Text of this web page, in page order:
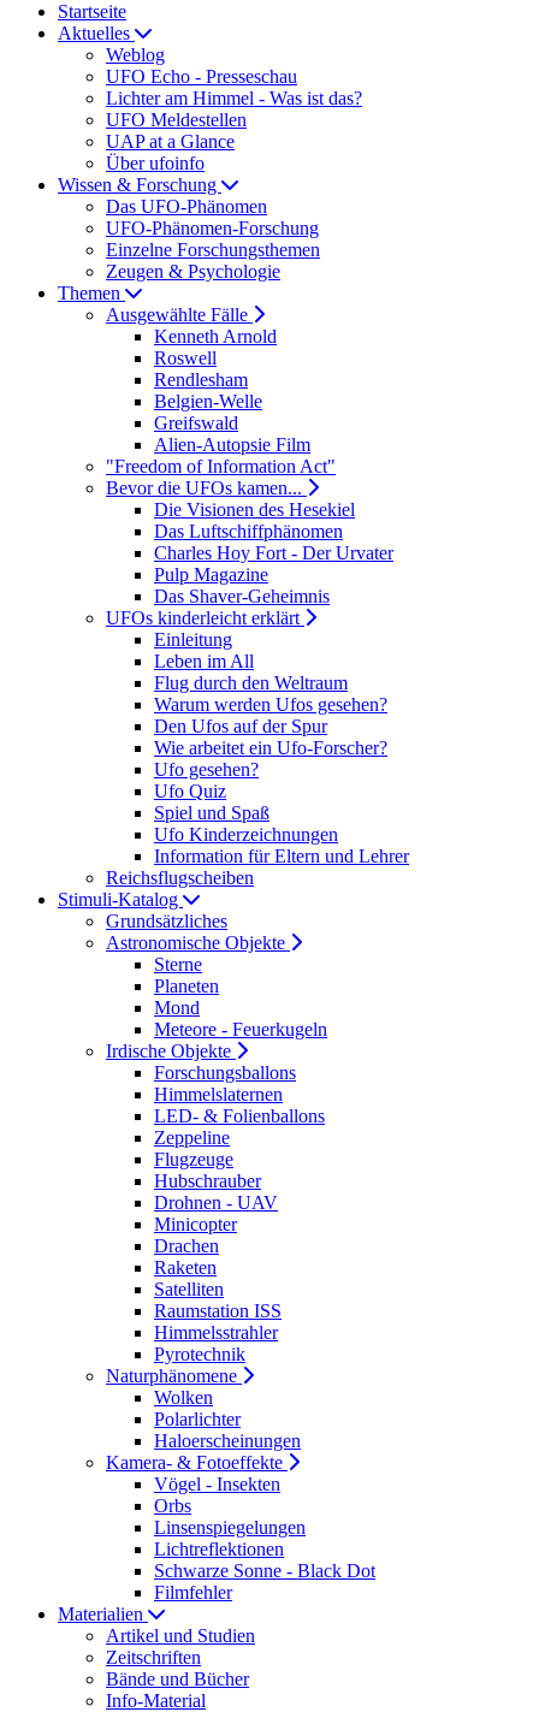
Startseite
Aktuelles
Weblog
UFO Echo - Presseschau
Lichter am Himmel - Was ist das?
UFO Meldestellen
UAP at a Glance
Über ufoinfo
Wissen & Forschung
Das UFO-Phänomen
UFO-Phänomen-Forschung
Einzelne Forschungsthemen
Zeugen & Psychologie
Themen
Ausgewählte Fälle
Kenneth Arnold
Roswell
Rendlesham
Belgien-Welle
Greifswald
Alien-Autopsie Film
"Freedom of Information Act"
Bevor die UFOs kamen...
Die Visionen des Hesekiel
Das Luftschiffphänomen
Charles Hoy Fort - Der Urvater
Pulp Magazine
Das Shaver-Geheimnis
UFOs kinderleicht erklärt
Einleitung
Leben im All
Flug durch den Weltraum
Warum werden Ufos gesehen?
Den Ufos auf der Spur
Wie arbeitet ein Ufo-Forscher?
Ufo gesehen?
Ufo Quiz
Spiel und Spaß
Ufo Kinderzeichnungen
Information für Eltern und Lehrer
Reichsflugscheiben
Stimuli-Katalog
Grundsätzliches
Astronomische Objekte
Sterne
Planeten
Mond
Meteore - Feuerkugeln
Irdische Objekte
Forschungsballons
Himmelslaternen
LED- & Folienballons
Zeppeline
Flugzeuge
Hubschrauber
Drohnen - UAV
Minicopter
Drachen
Raketen
Satelliten
Raumstation ISS
Himmelsstrahler
Pyrotechnik
Naturphänomene
Wolken
Polarlichter
Haloerscheinungen
Kamera- & Fotoeffekte
Vögel - Insekten
Orbs
Linsenspiegelungen
Lichtreflektionen
Schwarze Sonne - Black Dot
Filmfehler
Materialien
Artikel und Studien
Zeitschriften
Bände und Bücher
Info-Material